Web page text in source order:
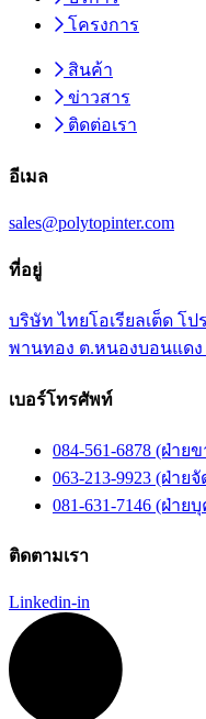
โครงการ
สินค้า
ข่าวสาร
ติดต่อเรา
อีเมล
sales@polytopinter.com
ที่อยู่
บริษัท ไทยโอเรียลเต็ด โ
พานทอง ต.หนองบอนแดง
เบอร์โทรศัพท์
084-561-6878 (ฝ่าย
063-213-9923 (ฝ่า
081-631-7146 (ฝ่าย
ติดตามเรา
Linkedin-in